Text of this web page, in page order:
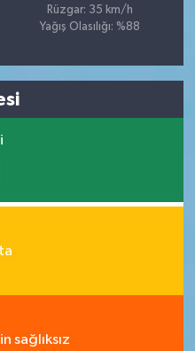
Rüzgar: 35 km/h
Yağış Olasılığı: %88
sağlıksız